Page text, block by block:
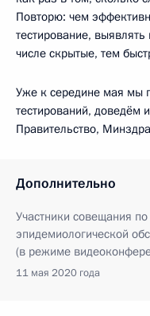
Повторю: чем
тестирование,
числе скрытые, тем
Уже к середине мая мы
тестирований, доведём
Правительство,
Дополнительно
Участники совещания
эпидемиологической
(в режиме
11 мая 2020 года